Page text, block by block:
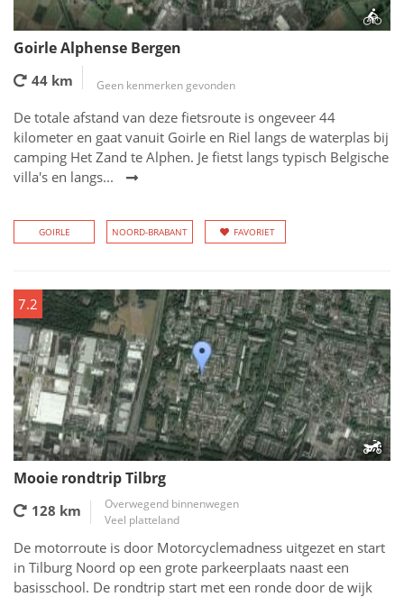
Goirle Alphense Bergen
44 km Geen kenmerken gevonden
De totale afstand van deze fietsroute is ongeveer 44
kilometer en gaat vanuit Goirle en Riel langs de waterplas bij
camping Het Zand te Alphen. Je fietst langs typisch Belgische
villa's en langs...
GOIRLE NOORD-BRABANT FAVORIET
7.2
Mooie rondtrip Tilbrg
128 km
Overwegend binnenwegen
Veel platteland
De motorroute is door Motorcyclemadness uitgezet en start
in Tilburg Noord op een grote parkeerplaats naast een
basisschool. De rondtrip start met een ronde door de wijk